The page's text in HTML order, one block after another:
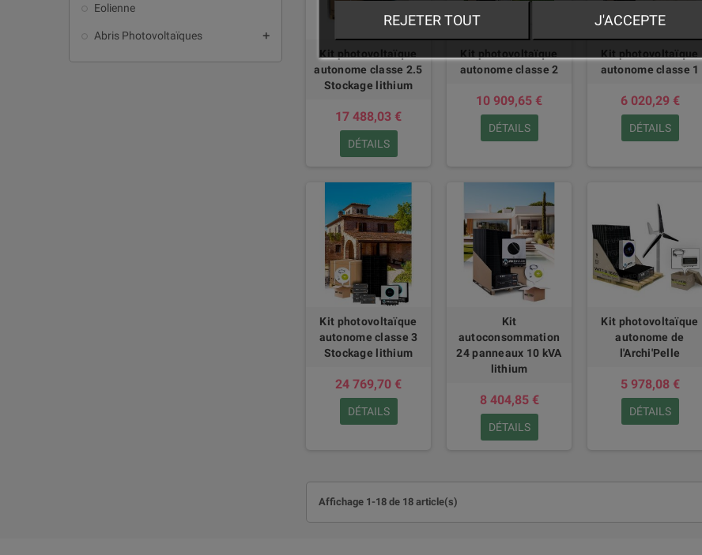
Eolienne
Abris Photovoltaïques add
Kit photovoltaïque
autonome classe 2.5
Stockage lithium
17 488,03 €
DÉTAILS
Kit photovoltaïque
autonome classe 2
10 909,65 €
DÉTAILS
Kit photovoltaïque
autonome classe 1
6 020,29 €
DÉTAILS
Kit photovoltaïque
autonome classe 3
Stockage lithium
24 769,70 €
DÉTAILS
Kit
autoconsommation
24 panneaux 10 kVA
lithium
8 404,85 €
DÉTAILS
Kit photovoltaïque
autonome de
l'Archi'Pelle
5 978,08 €
DÉTAILS
Affichage 1-18 de 18 article(s)
REJETER TOUT J'ACCEPTE